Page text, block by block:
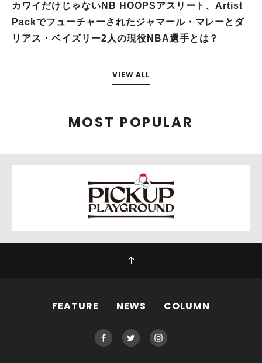
カワイだけじゃないNB HOOPSアスリート、Artist
Packでフューチャーされたジャマール・マレーとダ
リアス・ベイズリー2人の現役NBA選手とは？
VIEW ALL
MOST POPULAR
FEATURE NEWS COLUMN